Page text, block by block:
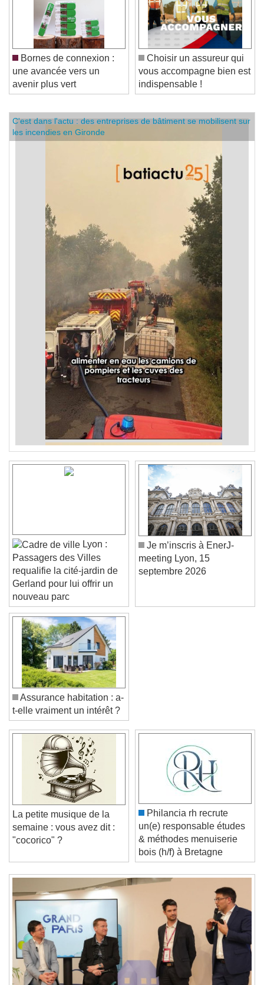
Bornes de connexion :
une avancée vers un
avenir plus vert
Choisir un assureur qui
vous accompagne bien est
indispensable !
Video Player is loading.
Play Video
Play
Skip Backward
Skip Forward
Unmute
Current Time0:00
/
Loaded:0%
Stream TypeLIVE
Seek to live, currently behind live
Remaining Time-0:00
1x
Playback Rate
Chapters
Chapters
C'est dans l'actu : des entreprises de bâtiment se mobilisent sur
les incendies en Gironde
Lyon :
Passagers des Villes
requalifie la cité-jardin de
Gerland pour lui offrir un
nouveau parc
Je m’inscris à EnerJ-
meeting Lyon, 15
Assurance habitation : a-
t-elle vraiment un intérêt ?
La petite musique de la
semaine : vous avez dit :
Philancia rh recrute
un(e) responsable études
& méthodes menuiserie
bois (h/f) à Bretagne